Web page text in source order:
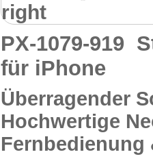
right
PX-1079-919
für iPhone
Überragender
Hochwertige
Fernbedienung